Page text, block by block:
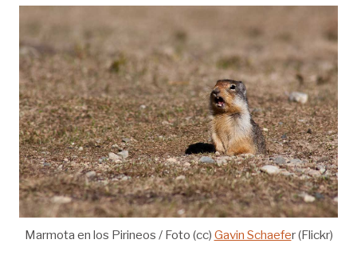
Marmota en los Pirineos / Foto (cc) Gavin Schaefer (Flickr)